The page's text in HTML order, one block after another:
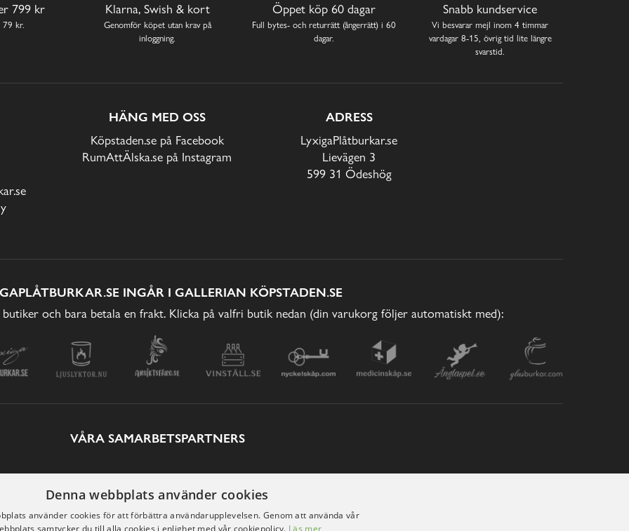
799 kr
79 kr.
Klarna, Swish & kort
Genomför köpet utan krav på
inloggning.
Öppet köp 60 dagar
Full bytes- och returrätt (ångerrätt) i 60
dagar.
Snabb kundservice
Vi besvarar mejl inom 4 timmar
vardagar 8-15, övrig tid lite längre
svarstid.
HÄNG MED OSS
Köpstaden.se på Facebook
RumAttÄlska.se på Instagram
ADRESS
LyxigaPlåtburkar.se
Lievägen 3
599 31 Ödeshög
INGÅR I GALLERIAN KÖPSTADEN.SE
och bara betala en frakt. Klicka på valfri butik nedan (din varukorg följer automatiskt med):
VÅRA SAMARBETSPARTNERS
Denna webbplats använder cookies
använder cookies för att förbättra användarupplevelsen. Genom att använda vår
samtycker du till alla cookies i enlighet med vår cookiepolicy. Läs mer